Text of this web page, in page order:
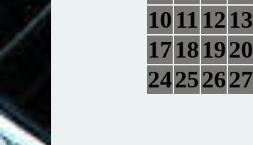
10 11 1213
17181920
24252627